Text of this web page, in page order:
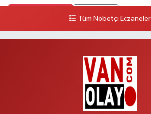
HEKİM HASTANESİ ACİL KARŞISI
Yol Tarifi Al
MAHMUDİYE MAH.ATATÜRK CAD.NO:17B
Tüm Nöbetçi Eczaneler